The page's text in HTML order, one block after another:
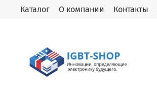
Каталог О компании Контакты